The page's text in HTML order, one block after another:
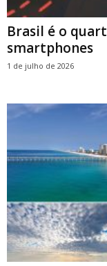
Brasil é o
smartphones
1 de julho de 2026